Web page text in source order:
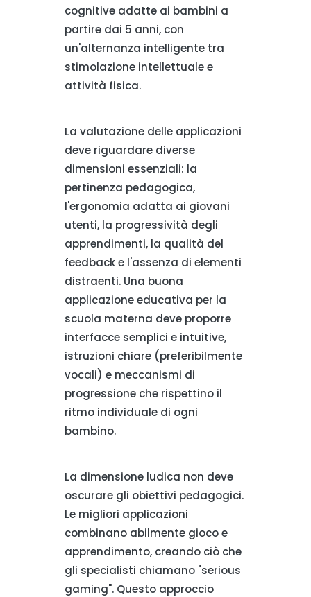
cognitive adatte ai bambini a
partire dai 5 anni, con
un'alternanza intelligente tra
stimolazione intellettuale e
attività fisica.
La valutazione delle applicazioni
deve riguardare diverse
dimensioni essenziali: la
pertinenza pedagogica,
l'ergonomia adatta ai giovani
utenti, la progressività degli
apprendimenti, la qualità del
feedback e l'assenza di elementi
distraenti. Una buona
applicazione educativa per la
scuola materna deve proporre
interfacce semplici e intuitive,
istruzioni chiare (preferibilmente
vocali) e meccanismi di
progressione che rispettino il
ritmo individuale di ogni
bambino.
La dimensione ludica non deve
oscurare gli obiettivi pedagogici.
Le migliori applicazioni
combinano abilmente gioco e
apprendimento, creando ciò che
gli specialisti chiamano "serious
gaming". Questo approccio